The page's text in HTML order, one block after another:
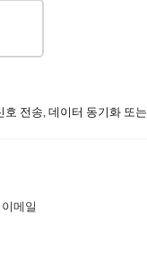
전송, 데이터 동기화 또
이메일